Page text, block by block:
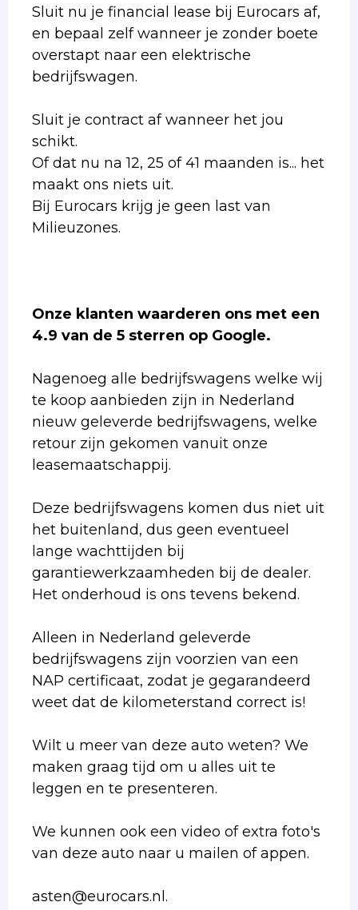
Sluit nu je financial lease bij Eurocars af,
en bepaal zelf wanneer je zonder boete
overstapt naar een elektrische
bedrijfswagen.
Sluit je contract af wanneer het jou
schikt.
Of dat nu na 12, 25 of 41 maanden is... het
maakt ons niets uit.
Bij Eurocars krijg je geen last van
Milieuzones.
Onze klanten waarderen ons met een
4.9 van de 5 sterren op Google.
Nagenoeg alle bedrijfswagens welke wij
te koop aanbieden zijn in Nederland
nieuw geleverde bedrijfswagens, welke
retour zijn gekomen vanuit onze
leasemaatschappij.
Deze bedrijfswagens komen dus niet uit
het buitenland, dus geen eventueel
lange wachttijden bij
garantiewerkzaamheden bij de dealer.
Het onderhoud is ons tevens bekend.
Alleen in Nederland geleverde
bedrijfswagens zijn voorzien van een
NAP certificaat, zodat je gegarandeerd
weet dat de kilometerstand correct is!
Wilt u meer van deze auto weten? We
maken graag tijd om u alles uit te
leggen en te presenteren.
We kunnen ook een video of extra foto's
van deze auto naar u mailen of appen.
asten@eurocars.nl.